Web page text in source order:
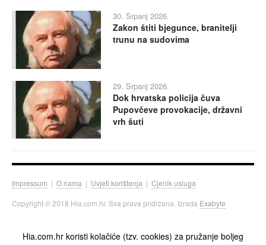
30. Srpanj 2026.
Zakon štiti bjegunce, branitelji
trunu na sudovima
29. Srpanj 2026.
Dok hrvatska policija čuva
Pupovčeve provokacije, državni
vrh šuti
Impressum | O nama | Uvjeti korištenja | Cjenik usluga
Copyright © 2018 Hia.com.hr. Sva prava pridržana. Izrada Exabyte
Hia.com.hr koristi kolačiće (tzv. cookies) za pružanje boljeg